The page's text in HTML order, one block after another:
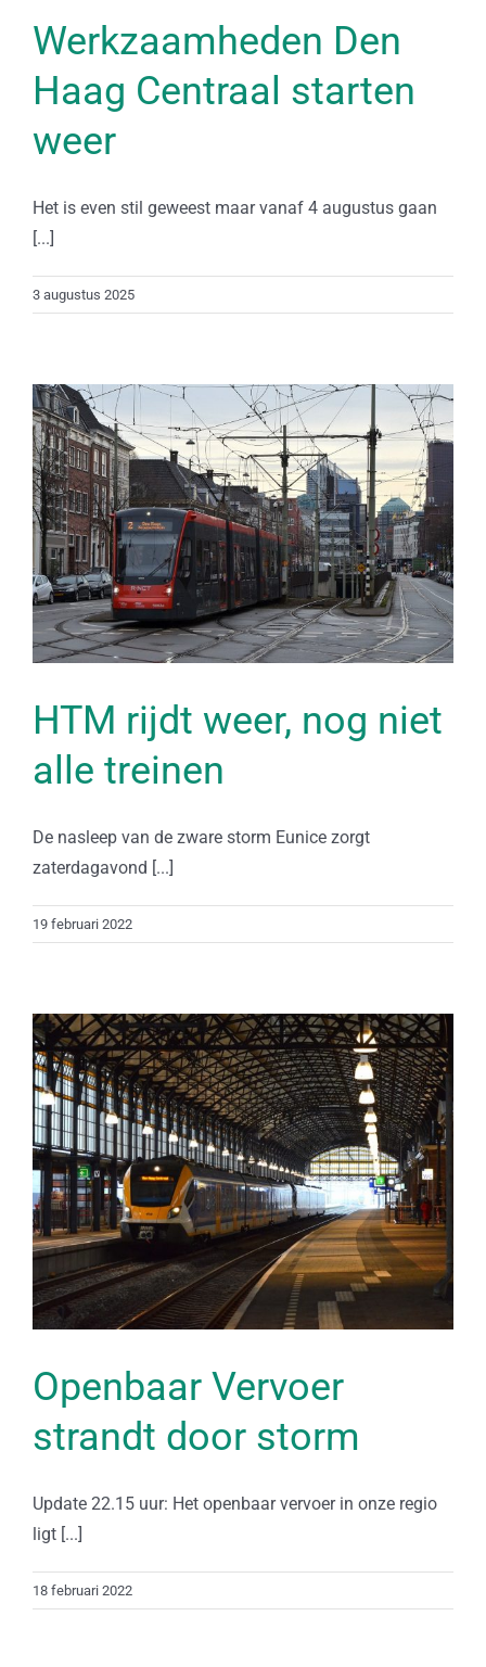
Werkzaamheden Den
Haag Centraal starten
weer
Het is even stil geweest maar vanaf 4 augustus gaan
[...]
3 augustus 2025
HTM rijdt weer, nog niet
alle treinen
De nasleep van de zware storm Eunice zorgt
zaterdagavond [...]
19 februari 2022
Openbaar Vervoer
strandt door storm
Update 22.15 uur: Het openbaar vervoer in onze regio
ligt [...]
18 februari 2022